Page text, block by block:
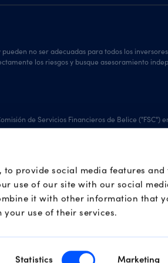
to provide social media features and
use of our site with our social
it with other information that
use of their services.
Statistics Marketing
no ser adecuadas para todos los
los riesgos y busque asesoramiento
de Servicios Financieros de Belice ("FSC")
nuestro sitio web con su navegador